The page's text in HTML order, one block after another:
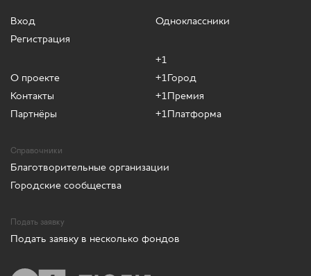
Вход
Регистрация
О проекте
Контакты
Партнёры
Одноклассники
+1
+1Город
+1Премия
+1Платформа
Справочники
Благотворительные организации
Городские сообщества
Подать заявку
Подать заявку в несколько фондов